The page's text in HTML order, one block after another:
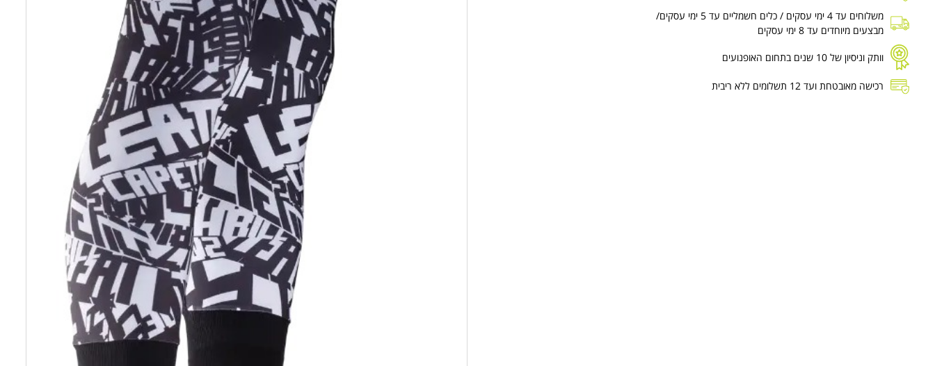
משלוחים עד 4 ימי עסקים / כלים חשמליים עד 5 ימי עסקים/
מבצעים מיוחדים עד 8 ימי עסקים
וותק וניסיון של 10 שנים בתחום האופנועים
רכישה מאובטחת ועד 12 תשלומים ללא ריבית